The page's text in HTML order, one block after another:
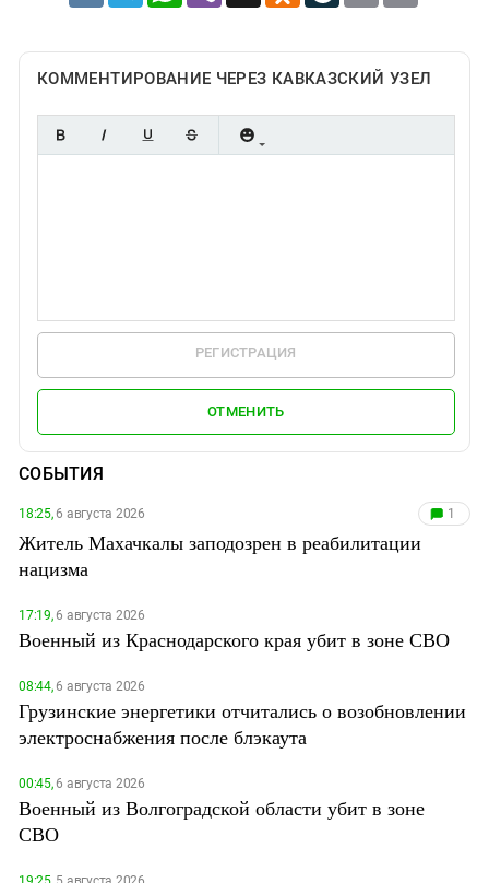
КОММЕНТИРОВАНИЕ ЧЕРЕЗ КАВКАЗСКИЙ УЗЕЛ
РЕГИСТРАЦИЯ
ОТМЕНИТЬ
СОБЫТИЯ
18:25,6 августа 2026 1
Житель Махачкалы заподозрен в реабилитации
нацизма
17:19,6 августа 2026
Военный из Краснодарского края убит в зоне СВО
08:44,6 августа 2026
Грузинские энергетики отчитались о возобновлении
электроснабжения после блэкаута
00:45,6 августа 2026
Военный из Волгоградской области убит в зоне
СВО